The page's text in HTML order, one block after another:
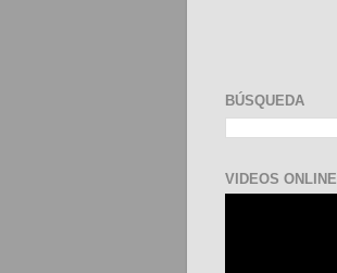
BÚSQUEDA
VIDEOS ONLINE